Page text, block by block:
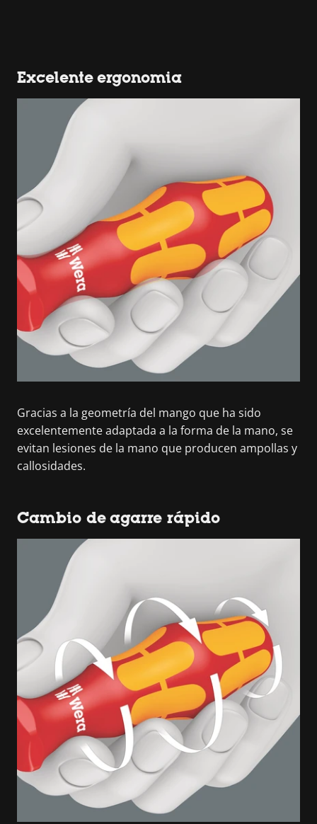
Excelente ergonomia
Gracias a la geometría del mango que ha sido
excelentemente adaptada a la forma de la mano, se
evitan lesiones de la mano que producen ampollas y
callosidades.
Cambio de agarre rápido